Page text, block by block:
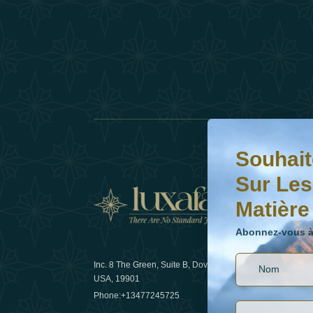
Inc. 8 The Green, Suite B, Dover, DE
USA, 19901
Phone:+13477245725
Comment
les
Souhaitez-vous en
Abonnez-vous à
Sur
Abonnez-vous